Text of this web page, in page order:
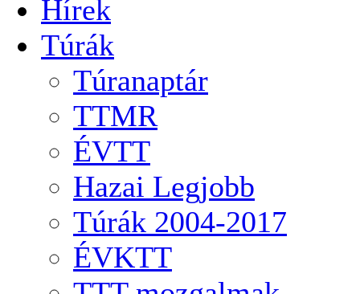
Hírek
Túrák
Túranaptár
TTMR
ÉVTT
Hazai Legjobb
Túrák 2004-2017
ÉVKTT